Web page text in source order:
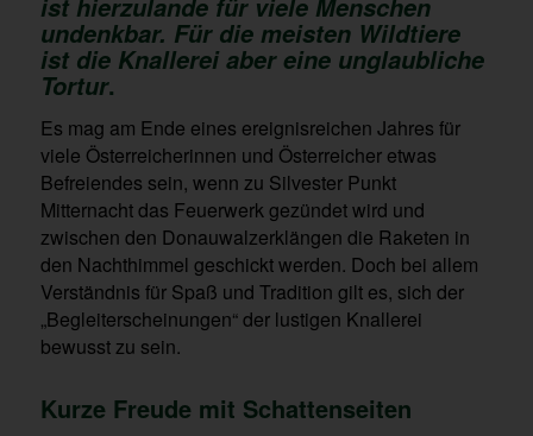
ist hierzulande für viele Menschen
undenkbar. Für die meisten Wildtiere
ist die Knallerei aber eine unglaubliche
Tortur.
Es mag am Ende eines ereignisreichen Jahres für
viele Österreicherinnen und Österreicher etwas
Befreiendes sein, wenn zu Silvester Punkt
Mitternacht das Feuerwerk gezündet wird und
zwischen den Donauwalzerklängen die Raketen in
den Nachthimmel geschickt werden. Doch bei allem
Verständnis für Spaß und Tradition gilt es, sich der
„Begleiterscheinungen“ der lustigen Knallerei
bewusst zu sein.
Kurze Freude mit Schattenseiten